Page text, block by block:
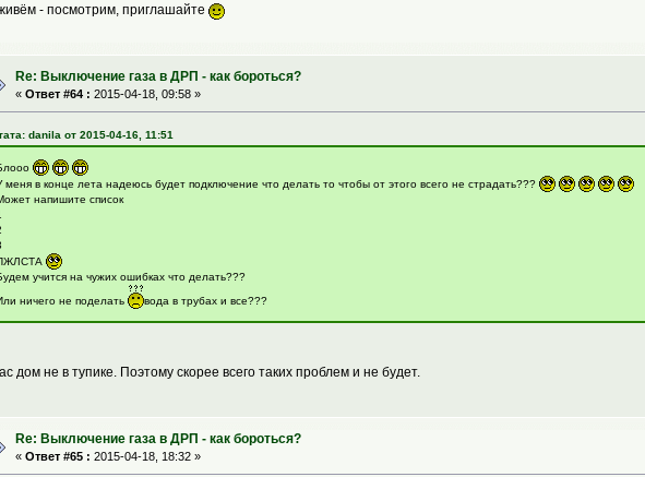
- посмотрим, приглашайте
Re: Выключение газа в ДРП - как бороться?
«Ответ #64 : 2015-04-18, 09:58 »
danila от 2015-04-16, 11:51
меня в конце лета надеюсь будет подключение что делать то чтобы от этого всего не страдать???
напишите список
учится на чужих ошибках что делать???
ничего не поделать
вода в трубах и все???
дом не в тупике. Поэтому скорее всего таких проблем и не будет.
Re: Выключение газа в ДРП - как бороться?
«Ответ #65 : 2015-04-18, 18:32 »